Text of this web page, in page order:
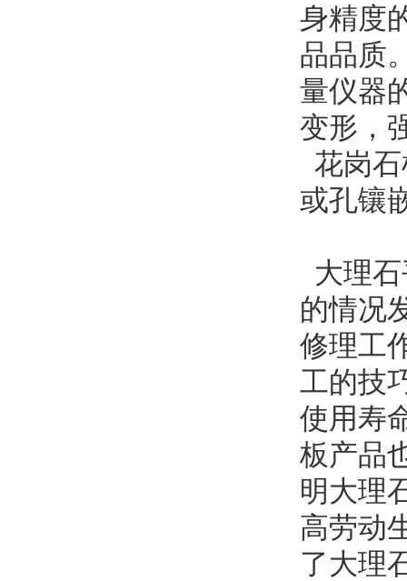
身精度
品品质
量仪器
变形，
花岗
或孔镶
大理
的情况
修理工
工的技
使用寿
板产品
明大理
高劳动
了大理